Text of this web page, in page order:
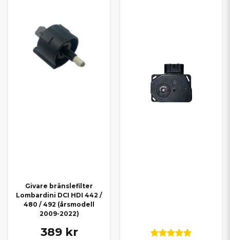
Givare bränslefilter
Lombardini DCI HDI 442 /
480 / 492 (årsmodell
2009-2022)
389 kr